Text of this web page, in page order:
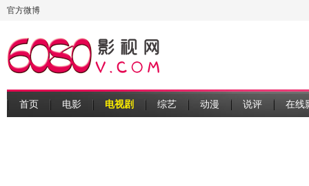
官方微博
首页 电影 电视剧 综艺 动漫 说评 在线